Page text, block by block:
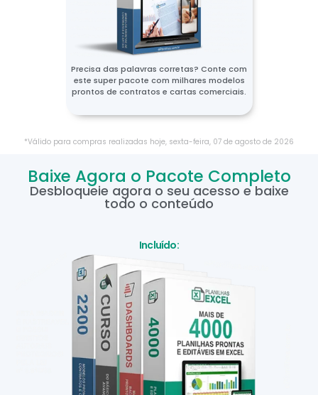
Precisa das palavras corretas? Conte com
este super pacote com milhares modelos
prontos de contratos e cartas comerciais.
*Válido para compras realizadas hoje, sexta-feira, 07 de agosto de 2026
Baixe Agora o Pacote Completo
Desbloqueie agora o seu acesso e baixe
todo o conteúdo
Incluído: